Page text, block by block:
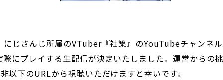
じさんじ所属のVTuber『社築』のYouTubeチャンネ
にプレイする生配信が決定いたしました。運営からの
以下のURLから視聴いただけますと幸いです。